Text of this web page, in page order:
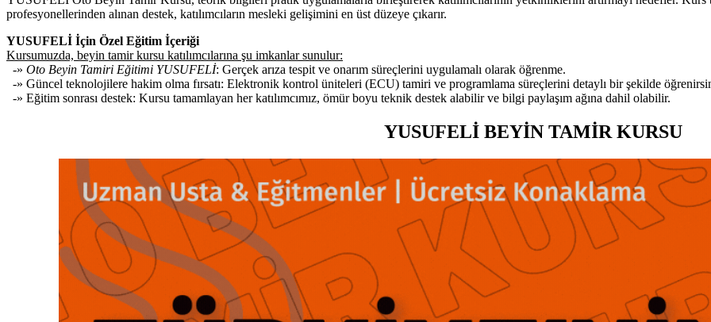
profesyonellerinden alınan destek, katılımcıların mesleki gelişimini en üst düzeye çıkarır.
YUSUFELİ İçin Özel Eğitim İçeriği
Kursumuzda, beyin tamir kursu katılımcılarına şu imkanlar sunulur:
-» Oto Beyin Tamiri Eğitimi YUSUFELİ: Gerçek arıza tespit ve onarım süreçlerini uygulamalı olarak öğrenme.
-» Güncel teknolojilere hakim olma fırsatı: Elektronik kontrol üniteleri (ECU) tamiri ve programlama süreçlerini detaylı bir şekilde
-» Eğitim sonrası destek: Kursu tamamlayan her katılımcımız, ömür boyu teknik destek alabilir ve bilgi paylaşım ağına dahil olabilir.
YUSUFELİ BEYİN TAMİR KURSU